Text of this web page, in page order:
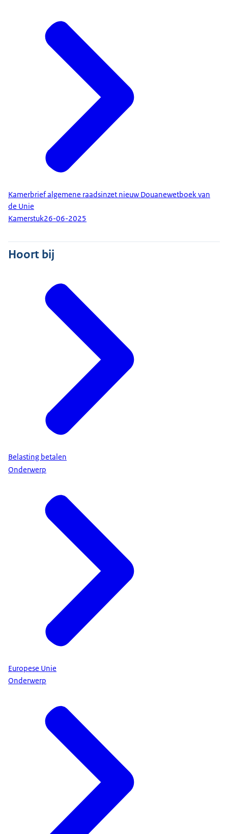
Kamerbrief algemene raadsinzet nieuw Douanewetboek van
de Unie
Kamerstuk26-06-2025
Hoort bij
Belasting betalen
Onderwerp
Europese Unie
Onderwerp